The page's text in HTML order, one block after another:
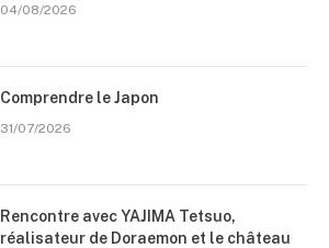
04/08/2026
Comprendre le Japon
31/07/2026
Rencontre avec YAJIMA Tetsuo,
réalisateur de Doraemon et le château